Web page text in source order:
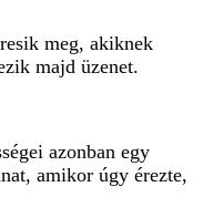
meg, akiknek
majd üzenet.
azonban egy
amikor úgy érezte,